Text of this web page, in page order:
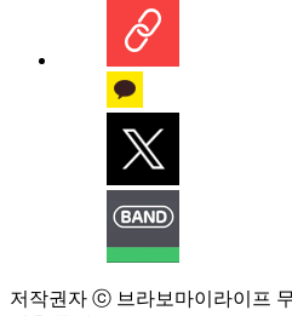
저작권자 ⓒ 브라보마이라이프